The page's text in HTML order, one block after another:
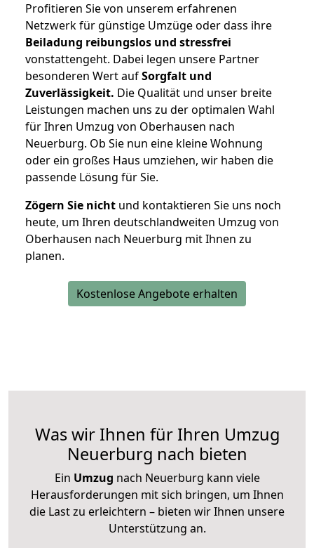
Profitieren Sie von unserem erfahrenen
Netzwerk für günstige Umzüge oder dass ihre
Beiladung reibungslos und stressfrei
vonstattengeht. Dabei legen unsere Partner
besonderen Wert aufSorgfalt und
Zuverlässigkeit. Die Qualität und unser breite
Leistungen machen uns zu der optimalen Wahl
für Ihren Umzug von Oberhausen nach
Neuerburg. Ob Sie nun eine kleine Wohnung
oder ein großes Haus umziehen, wir haben die
passende Lösung für Sie.
Zögern Sie nicht und kontaktieren Sie uns noch
heute, um Ihren deutschlandweiten Umzug von
Oberhausen nach Neuerburg mit Ihnen zu
planen.
Kostenlose Angebote erhalten
Was wir Ihnen für Ihren Umzug
Neuerburg nach bieten
Ein Umzug nach Neuerburg kann viele
Herausforderungen mit sich bringen, um Ihnen
die Last zu erleichtern – bieten wir Ihnen unsere
Unterstützung an.